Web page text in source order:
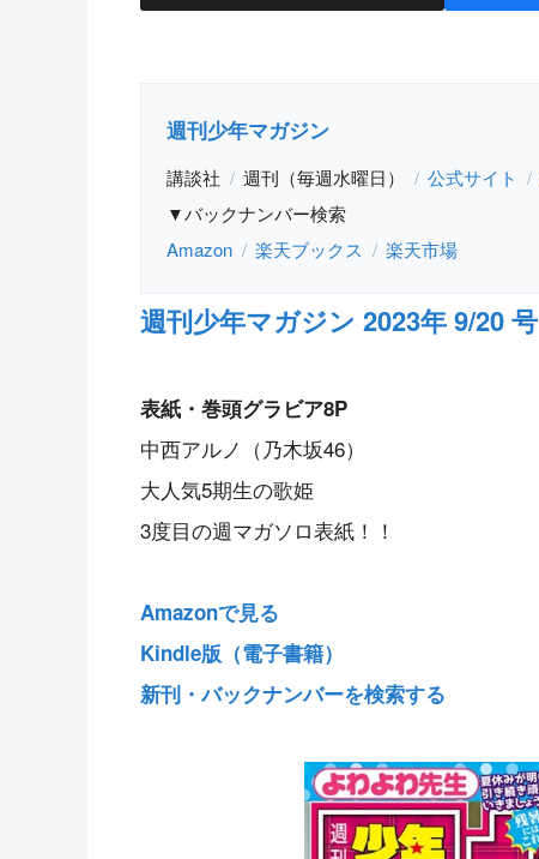
週刊少年マガジン
講談社 週刊（毎週水曜日） 公式サイト
▼バックナンバー検索
Amazon
楽天ブックス 楽天市場
週刊少年マガジン 2023年 9/20 号
表紙・巻頭グラビア8P
中西アルノ（乃木坂46）
大人気5期生の歌姫
3度目の週マガソロ表紙！！
Amazonで見る
Kindle版（電子書籍）
新刊・バックナンバーを検索する